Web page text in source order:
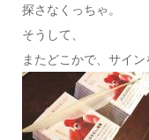
探さなくっちゃ。
そうして、
またどこかで、サイ